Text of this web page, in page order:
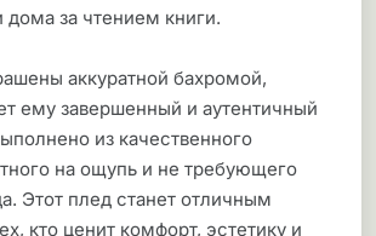
дома за чтением книги.
аккуратной бахромой,
ему завершенный и аутентичный
из качественного
на ощупь и не требующего
Этот плед станет отличным
кто ценит комфорт, эстетику и